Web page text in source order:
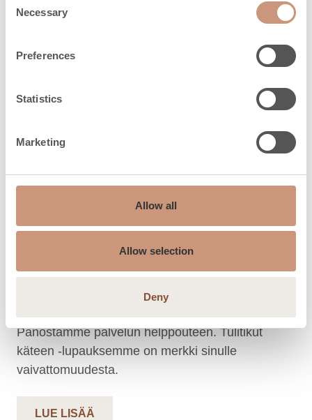
Selection
Necessary
Preferences
Statistics
Marketing
Allow all
Allow selection
Deny
Tarjoamme palvelut
tarpeidesi mukaan
Panostamme palvelun helppouteen. Tulitikut
käteen -lupauksemme on merkki sinulle
vaivattomuudesta.
LUE LISÄÄ